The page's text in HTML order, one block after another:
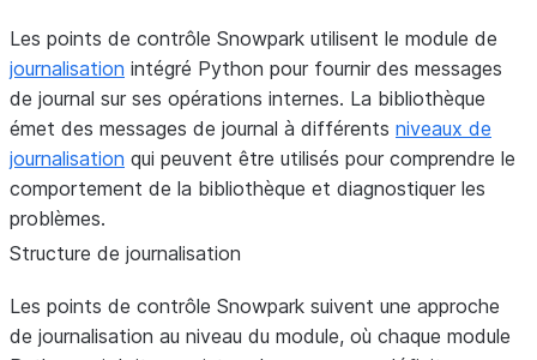
Les points de contrôle Snowpark utilisent le module de
journalisation intégré Python pour fournir des messages
de journal sur ses opérations internes. La bibliothèque
émet des messages de journal à différents niveaux de
journalisation qui peuvent être utilisés pour comprendre le
comportement de la bibliothèque et diagnostiquer les
problèmes.
Structure de journalisation
Les points de contrôle Snowpark suivent une approche
de journalisation au niveau du module, où chaque module